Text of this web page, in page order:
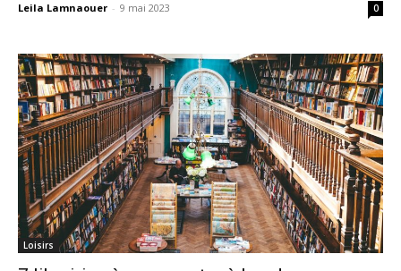
Leila Lamnaouer - 9 mai 2023 0
Loisirs